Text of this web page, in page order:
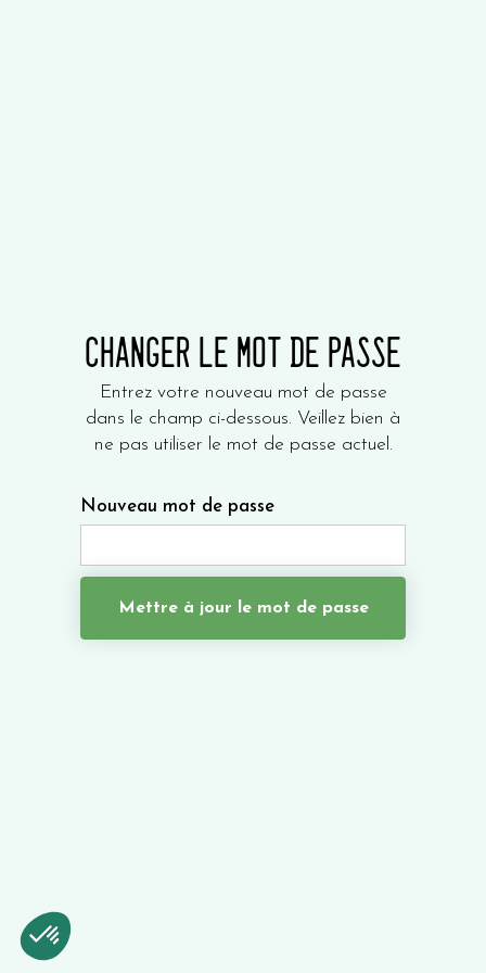
CHANGER LE MOT DE PASSE
Entrez votre nouveau mot de passe
dans le champ ci-dessous. Veillez bien à
ne pas utiliser le mot de passe actuel.
Nouveau mot de passe